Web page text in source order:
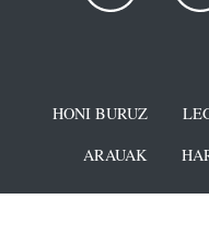
HONI BURUZ
ARAUAK